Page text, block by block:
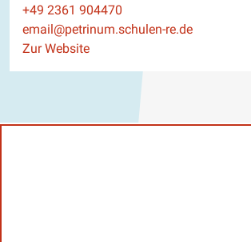
Telefon
+49 2361 904470
E-Mail
email@petrinum.schulen-re.de
Website
Zur Website